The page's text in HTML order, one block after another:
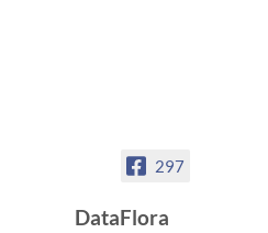
297
DataFlora